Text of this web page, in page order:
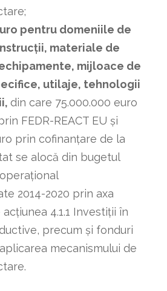
pentru domeniile de
materiale de
mijloace de
utilaje, tehnologii
din care 75.000.000 euro
FEDR-REACT EU și
prin cofinanțare de la
se alocă din bugetul
2014-2020 prin axa
4.1.1 Investiţii în
precum şi fonduri
mecanismului de